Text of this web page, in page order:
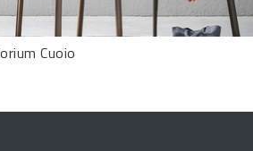
Cuoio